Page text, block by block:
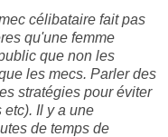
célibataire fait pas
qu'une femme
que non les
les mecs. Parler des
stratégies pour éviter
Il y a une
de temps de